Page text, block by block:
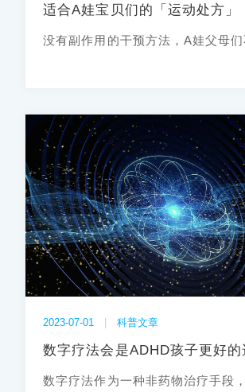
适合A娃宝贝们的「运动处方」
没有副作用的干预方法，A娃父母
2023-07-01 科普文章
数字疗法会是ADHD孩子更好的
数字疗法作为一种非药物治疗手段